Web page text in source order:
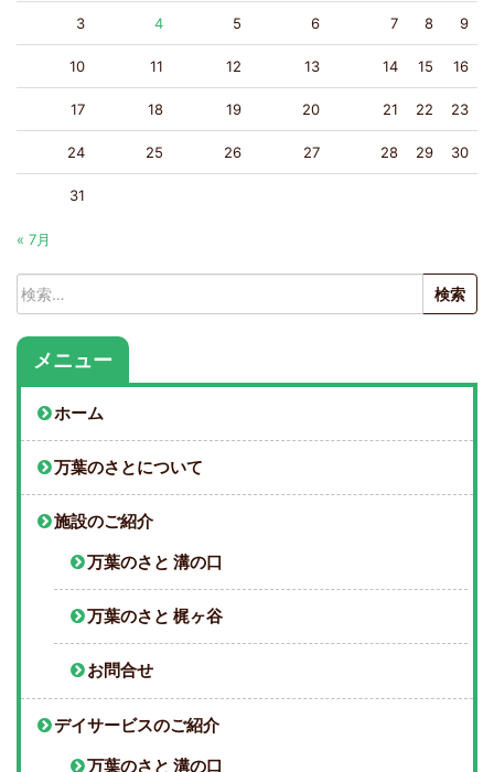
3 4 5 6 7 8 9
10 11 12 13 14 15 16
17 18 19 20 21 22 23
24 25 26 27 28 29 30
31
« 7月
検
索:
メニュー
ホーム
万葉のさとについて
施設のご紹介
万葉のさと 溝の口
万葉のさと 梶ヶ谷
お問合せ
デイサービスのご紹介
万葉のさと 溝の口